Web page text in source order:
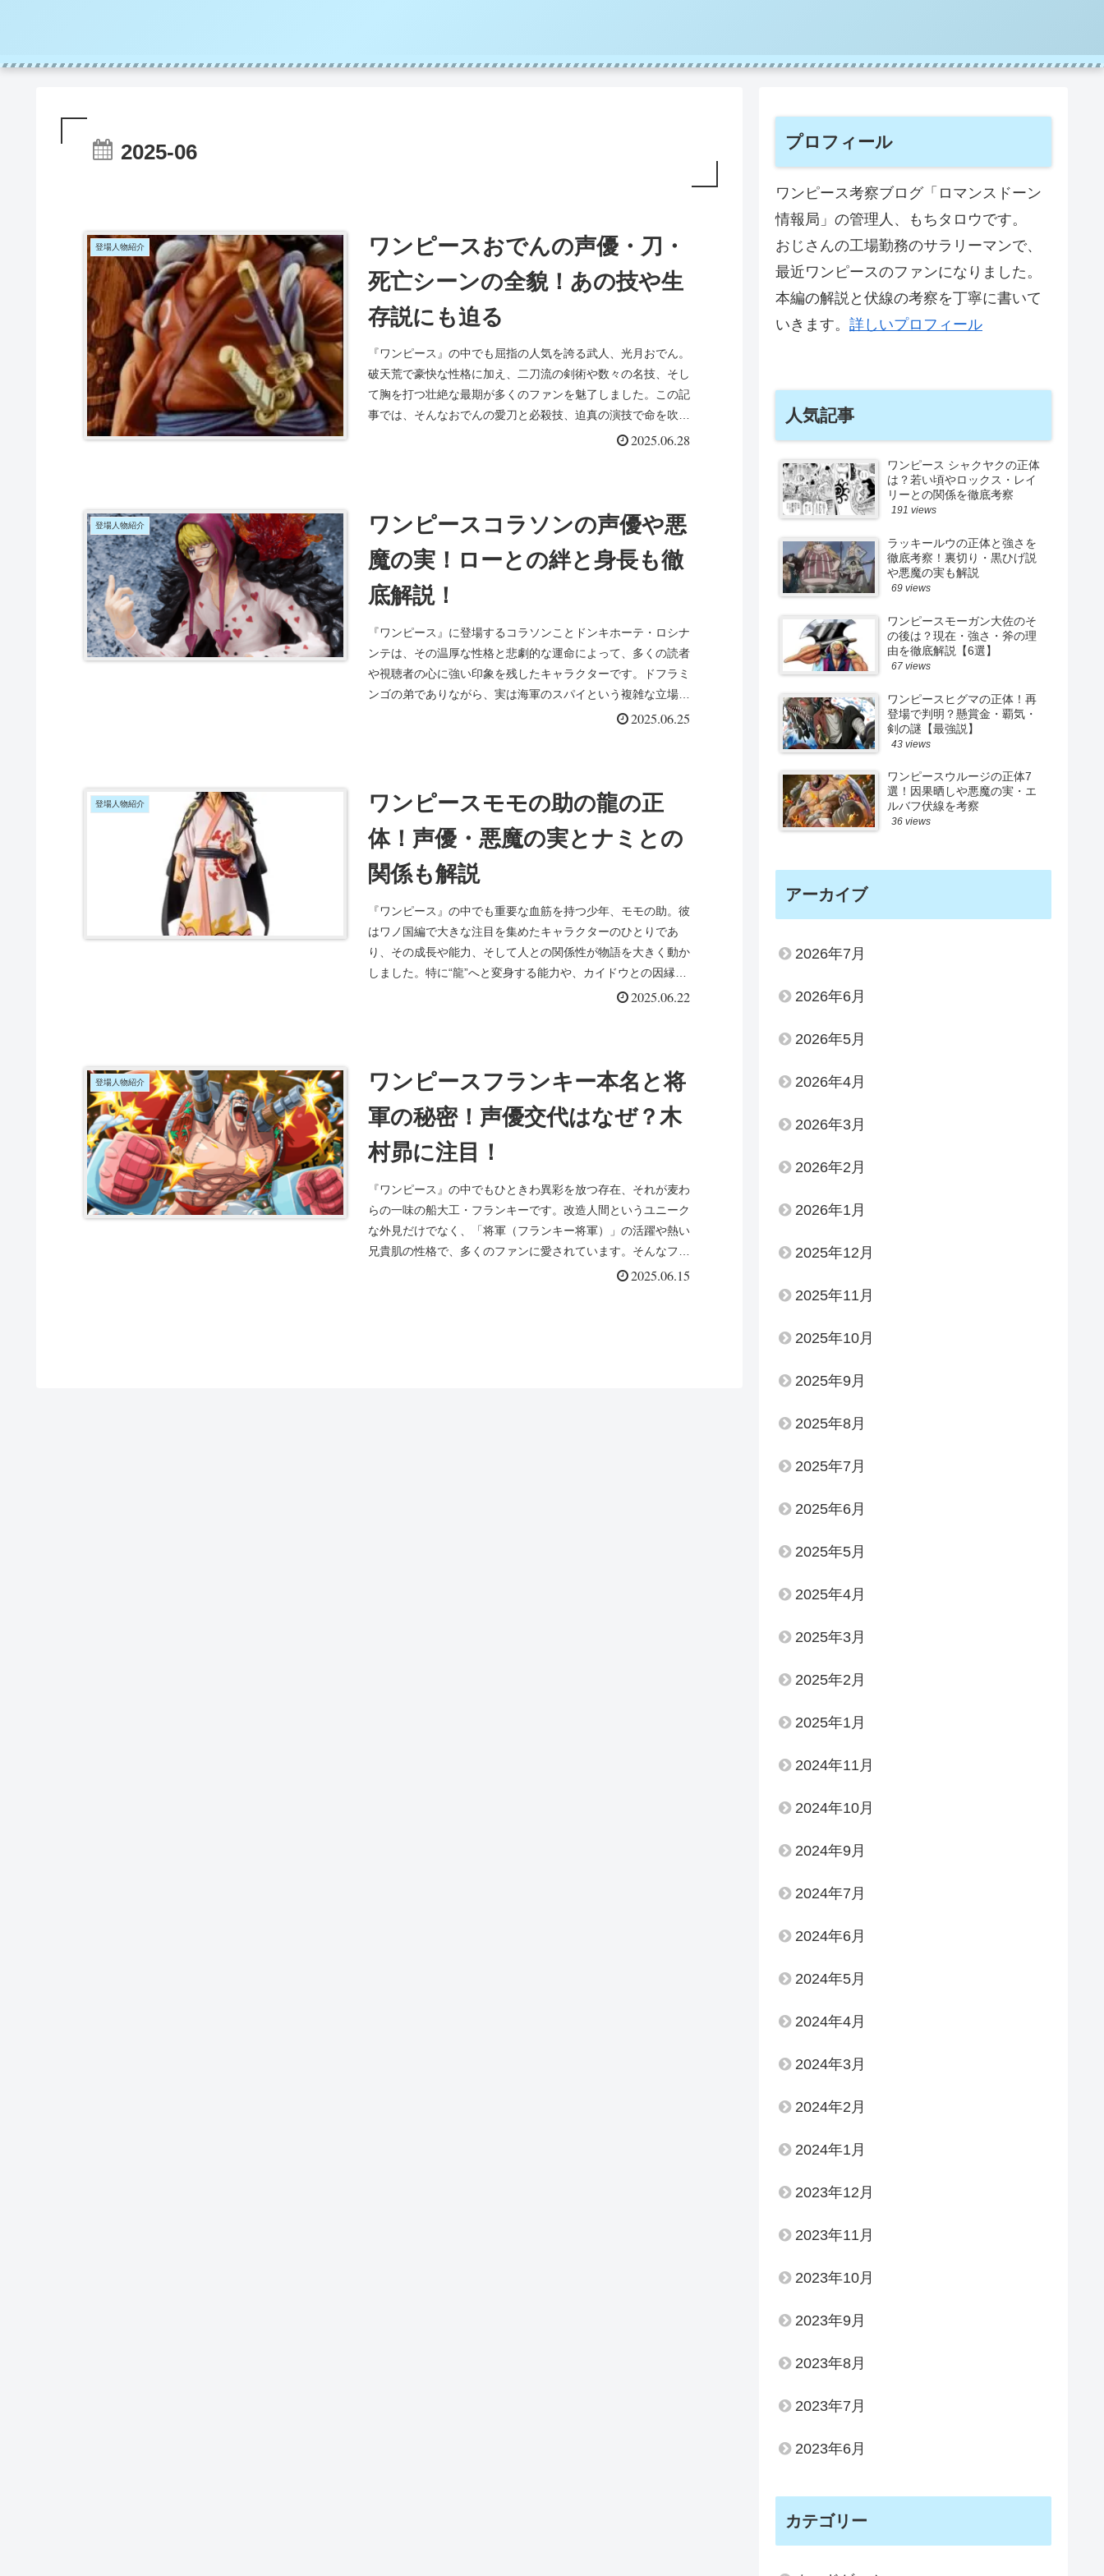
2025-06
登場人物紹介
ワンピースおでんの声優・刀・
死亡シーンの全貌！あの技や生
存説にも迫る
『ワンピース』の中でも屈指の人気を誇る武人、光月おでん。
破天荒で豪快な性格に加え、二刀流の剣術や数々の名技、そし
て胸を打つ壮絶な最期が多くのファンを魅了しました。この記
事では、そんなおでんの愛刀と必殺技、迫真の演技で命を吹き
2025.06.28
登場人物紹介
ワンピースコラソンの声優や悪
魔の実！ローとの絆と身長も徹
底解説！
『ワンピース』に登場するコラソンことドンキホーテ・ロシナ
ンテは、その温厚な性格と悲劇的な運命によって、多くの読者
や視聴者の心に強い印象を残したキャラクターです。ドフラミ
ンゴの弟でありながら、実は海軍のスパイという複雑な立場に
2025.06.25
登場人物紹介
ワンピースモモの助の龍の正
体！声優・悪魔の実とナミとの
関係も解説
『ワンピース』の中でも重要な血筋を持つ少年、モモの助。彼
はワノ国編で大きな注目を集めたキャラクターのひとりであ
り、その成長や能力、そして人との関係性が物語を大きく動か
しました。特に“龍”へと変身する能力や、カイドウとの因縁、
2025.06.22
登場人物紹介
ワンピースフランキー本名と将
軍の秘密！声優交代はなぜ？木
村昴に注目！
『ワンピース』の中でもひときわ異彩を放つ存在、それが麦わ
らの一味の船大工・フランキーです。改造人間というユニーク
な外見だけでなく、「将軍（フランキー将軍）」の活躍や熱い
兄貴肌の性格で、多くのファンに愛されています。そんなフラ
2025.06.15
プロフィール
ワンピース考察ブログ「ロマンスドーン
情報局」の管理人、もちタロウです。
おじさんの工場勤務のサラリーマンで、
最近ワンピースのファンになりました。
本編の解説と伏線の考察を丁寧に書いて
いきます。 詳しいプロフィール
人気記事
ワンピース シャクヤクの正体
は？若い頃やロックス・レイ
リーとの関係を徹底考察
191 views
ラッキールウの正体と強さを
徹底考察！裏切り・黒ひげ説
や悪魔の実も解説
69 views
ワンピースモーガン大佐のそ
の後は？現在・強さ・斧の理
由を徹底解説【6選】
67 views
ワンピースヒグマの正体！再
登場で判明？懸賞金・覇気・
剣の謎【最強説】
43 views
ワンピースウルージの正体7
選！因果晒しや悪魔の実・エ
ルバフ伏線を考察
36 views
アーカイブ
2026年7月
2026年6月
2026年5月
2026年4月
2026年3月
2026年2月
2026年1月
2025年12月
2025年11月
2025年10月
2025年9月
2025年8月
2025年7月
2025年6月
2025年5月
2025年4月
2025年3月
2025年2月
2025年1月
2024年11月
2024年10月
2024年9月
2024年7月
2024年6月
2024年5月
2024年4月
2024年3月
2024年2月
2024年1月
2023年12月
2023年11月
2023年10月
2023年9月
2023年8月
2023年7月
2023年6月
カテゴリー